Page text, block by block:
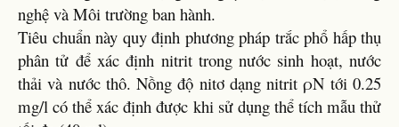
nghệ và Môi trường ban hành.
Tiêu chuẩn này quy định phương pháp trắc phổ hấp thụ
phân tử để xác định nitrit trong nước sinh hoạt, nước
thải và nước thô. Nồng độ nitơ dạng nitrit ρN tới 0.25
mg/l có thể xác định được khi sử dụng thể tích mẫu thử